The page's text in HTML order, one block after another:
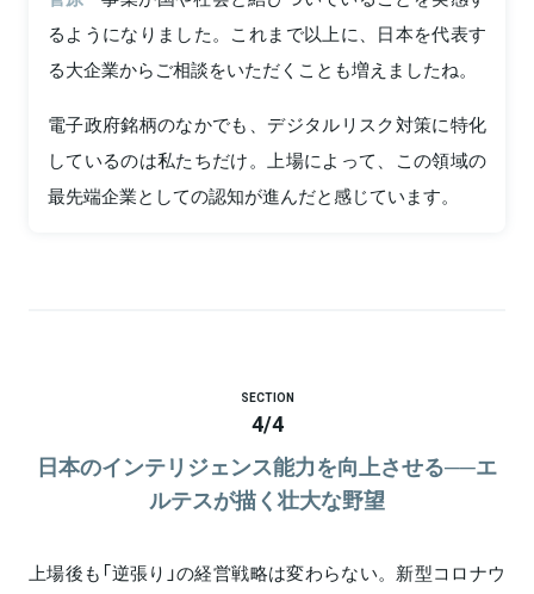
るようになりました。これまで以上に、日本を代表す
る大企業からご相談をいただくことも増えましたね。
電子政府銘柄のなかでも、デジタルリスク対策に特化
しているのは私たちだけ。上場によって、この領域の
最先端企業としての認知が進んだと感じています。
SECTION
4/4
日本のインテリジェンス能力を向上させる──エ
ルテスが描く壮大な野望
上場後も「逆張り」の経営戦略は変わらない。新型コロナウ